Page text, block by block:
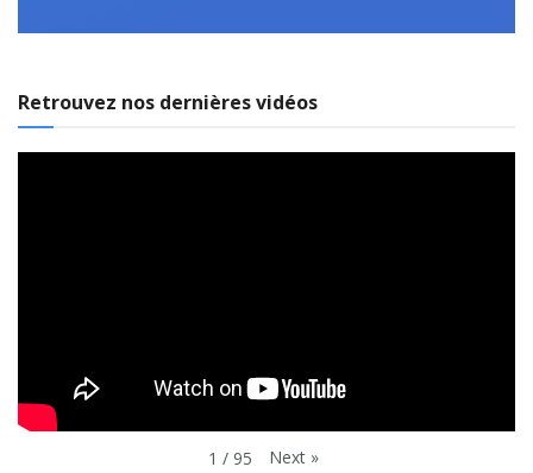
Retrouvez nos dernières vidéos
1 / 95 Next »